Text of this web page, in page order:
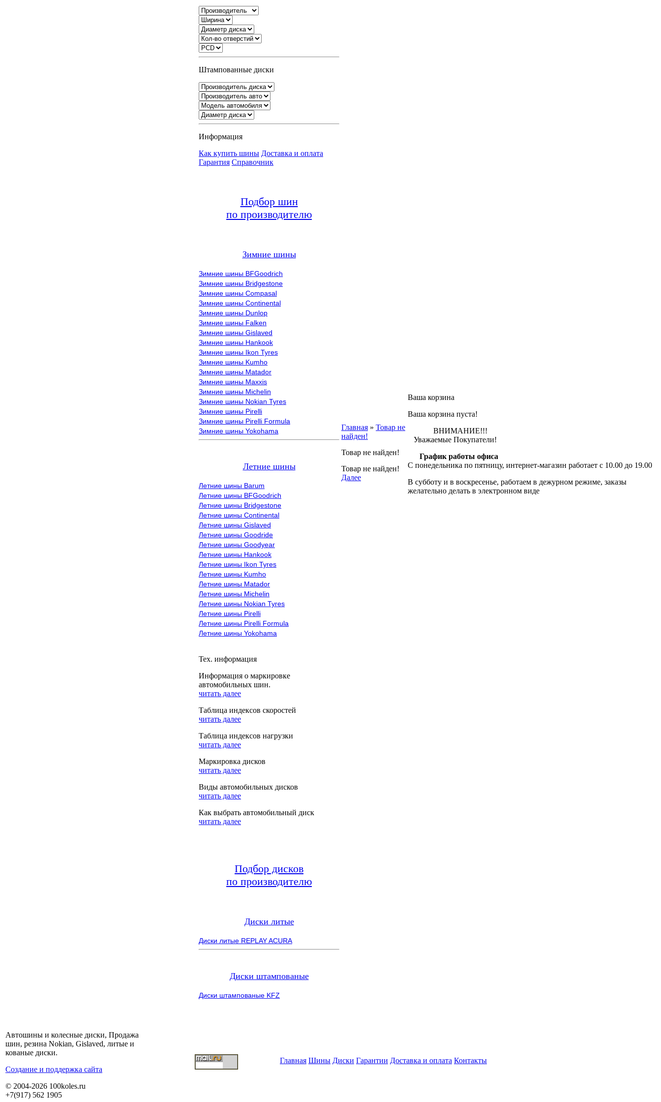
Штампованные диски
Информация
Как купить шины Доставка и оплата
Гарантия Справочник
Подбор шин
по производителю
Зимние шины
Зимние шины BFGoodrich
Зимние шины Bridgestone
Зимние шины Compasal
Зимние шины Continental
Зимние шины Dunlop
Зимние шины Falken
Зимние шины Gislaved
Зимние шины Hankook
Зимние шины Ikon Tyres
Зимние шины Kumho
Зимние шины Matador
Зимние шины Maxxis
Зимние шины Michelin
Зимние шины Nokian Tyres
Зимние шины Pirelli
Зимние шины Pirelli Formula
Зимние шины Yokohama
Летние шины
Летние шины Barum
Летние шины BFGoodrich
Летние шины Bridgestone
Летние шины Continental
Летние шины Gislaved
Летние шины Goodride
Летние шины Goodyear
Летние шины Hankook
Летние шины Ikon Tyres
Летние шины Kumho
Летние шины Matador
Летние шины Michelin
Летние шины Nokian Tyres
Летние шины Pirelli
Летние шины Pirelli Formula
Летние шины Yokohama
Тех. информация
Информация о маркировке
автомобильных шин.
читать далее
Таблица индексов скоростей
читать далее
Таблица индексов нагрузки
читать далее
Маркировка дисков
читать далее
Виды автомобильных дисков
читать далее
Как выбрать автомобильный диск
читать далее
Подбор дисков
по производителю
Диски литые
Диски литые REPLAY ACURA
Диски штампованые
Диски штампованые KFZ
Главная » Товар не
найден!
Товар не найден!
Товар не найден!
Далее
Ваша корзина
Ваша корзина пуста!
ВНИМАНИЕ!!!
Уважаемые Покупатели!
График работы офиса
С понедельника по пятницу, интернет-магазин работает с 10.00 до 19.00
В субботу и в воскресенье, работаем в дежурном режиме, заказы
желательно делать в электронном виде
Автошины и колесные диски, Продажа
шин, резина Nokian, Gislaved, литые и
кованые диски.
Cоздание и поддержка сайта
© 2004-2026 100koles.ru
+7(917) 562 1905
Главная Шины Диски Гарантии Доставка и оплата Контакты